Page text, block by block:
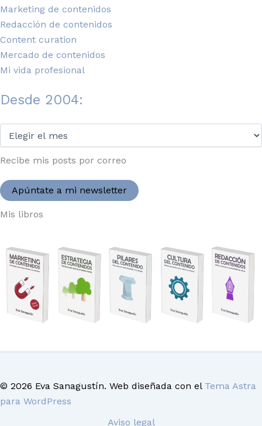
Marketing de contenidos
Redacción de contenidos
Content curation
Mercado de contenidos
Mi vida profesional
Desde 2004:
2004:
Recibe mis posts por correo
Apúntate a mi newsletter
Mis libros
© 2026 Eva Sanagustín. Web diseñada con el Tema Astra
para WordPress
Aviso legal